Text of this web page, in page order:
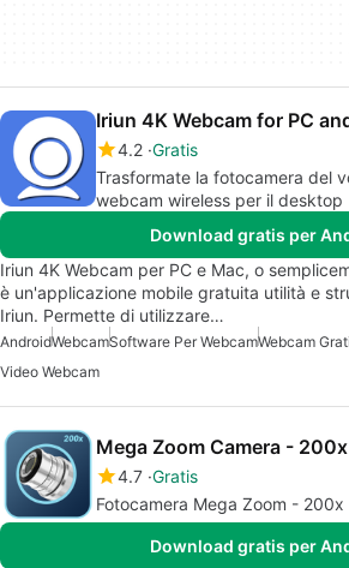
Iriun 4K Webcam for PC
4.2 Gratis
Trasformate la fotocamera del
webcam wireless per il desktop
Download gratis per
Iriun 4K Webcam per PC e Mac, o
è un'applicazione mobile gratuita utilità e
Iriun. Permette di utilizzare…
AndroidWebcamSoftware Per WebcamWebcam
Video Webcam
Mega Zoom Camera - 200x
4.7 Gratis
Fotocamera Mega Zoom - 200x
Download gratis per